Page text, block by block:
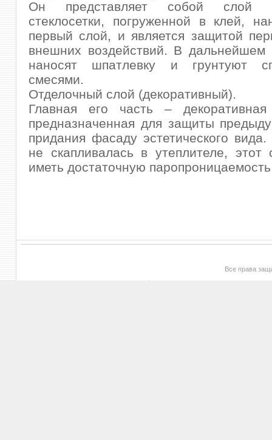
Он представляет собой слой
стеклосетки, погруженной в клей,
первый слой, и является защитой
внешних воздействий. В дальнейшем
наносят шпатлевку и грунтуют
смесями.
Отделочный слой (декоративный).
Главная его часть – декоративная
предназначенная для защиты
придания фасаду эстетического
не скапливалась в утеплителе, этот
иметь достаточную
Все права